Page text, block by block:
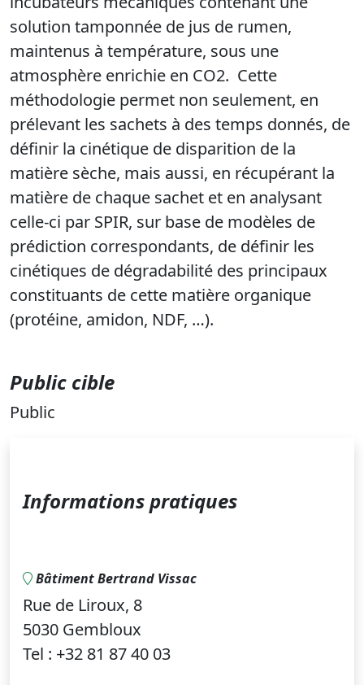
solution tamponnée de jus de rumen,
maintenus à température, sous une
atmosphère enrichie en CO2. Cette
méthodologie permet non seulement, en
prélevant les sachets à des temps donnés, de
définir la cinétique de disparition de la
matière sèche, mais aussi, en récupérant la
matière de chaque sachet et en analysant
celle-ci par SPIR, sur base de modèles de
prédiction correspondants, de définir les
cinétiques de dégradabilité des principaux
constituants de cette matière organique
(protéine, amidon, NDF, …).
Public cible
Public
Informations pratiques
Bâtiment Bertrand Vissac
Rue de Liroux, 8
5030 Gembloux
Tel : +32 81 87 40 03